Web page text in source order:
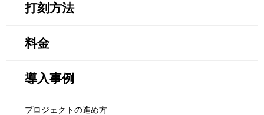
打刻方法
料金
導入事例
プロジェクトの進め方